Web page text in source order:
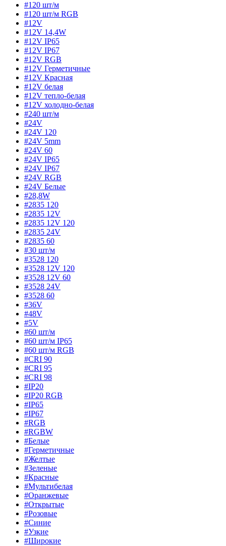
#120 шт/м
#120 шт/м RGB
#12V
#12V 14,4W
#12V IP65
#12V IP67
#12V RGB
#12V Герметичные
#12V Красная
#12V белая
#12V тепло-белая
#12V холодно-белая
#240 шт/м
#24V
#24V 120
#24V 5mm
#24V 60
#24V IP65
#24V IP67
#24V RGB
#24V Белые
#28,8W
#2835 120
#2835 12V
#2835 12V 120
#2835 24V
#2835 60
#30 шт/м
#3528 120
#3528 12V 120
#3528 12V 60
#3528 24V
#3528 60
#36V
#48V
#5V
#60 шт/м
#60 шт/м IP65
#60 шт/м RGB
#CRI 90
#CRI 95
#CRI 98
#IP20
#IP20 RGB
#IP65
#IP67
#RGB
#RGBW
#Белые
#Герметичные
#Желтые
#Зеленые
#Красные
#Мультибелая
#Оранжевые
#Открытые
#Розовые
#Синие
#Узкие
#Широкие